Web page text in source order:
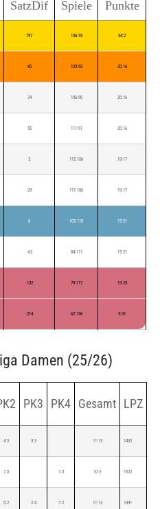
SatzDif Spiele Punkte
197 136:55 34:2
80 120:92 20:16
34 106:90 20:16
55 111:97 20:16
5 115:106 19:17
29 111:106 19:17
8 105:110 15:21
-62 84:111 15:21
-132 70:117 13:23
-214 62:136 5:31
Damen (25/26)
PK3 PK4 Gesamt LPZ
4:5 3:3 11:13 1432
7:0 1:0 10:5 1522
0:2 2:4 7:2 11:13 1391